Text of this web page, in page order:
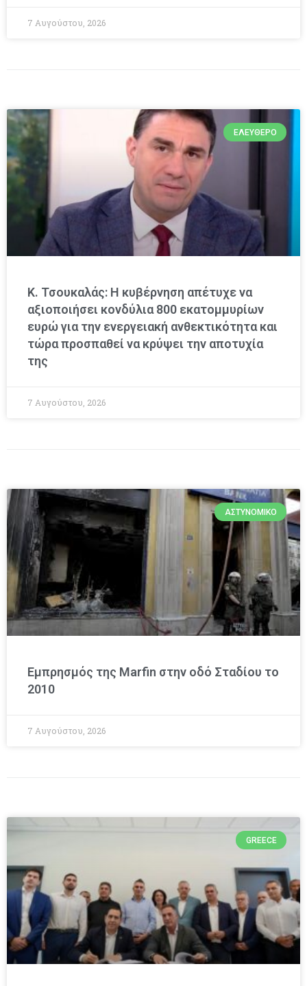
7 Αυγούστου, 2026
ΕΛΕΎΘΕΡΟ
Κ. Τσουκαλάς: Η κυβέρνηση απέτυχε να
αξιοποιήσει κονδύλια 800 εκατομμυρίων
ευρώ για την ενεργειακή ανθεκτικότητα και
τώρα προσπαθεί να κρύψει την αποτυχία
της
7 Αυγούστου, 2026
ΑΣΤΥΝΟΜΙΚΌ
Εμπρησμός της Marfin στην οδό Σταδίου το
2010
7 Αυγούστου, 2026
GREECE